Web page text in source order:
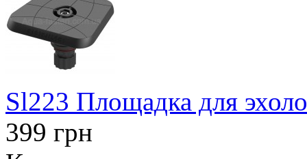
Sl223 Площадка для
399 грн